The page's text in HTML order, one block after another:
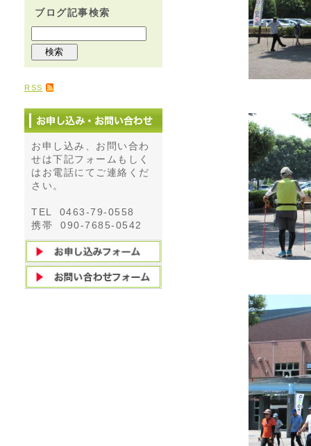
ブログ記事検索
RSS
お申し込み、お問い合わ
せは下記フォームもしく
はお電話にてご連絡くだ
さい。
TEL 0463-79-0558
携帯 090-7685-0542